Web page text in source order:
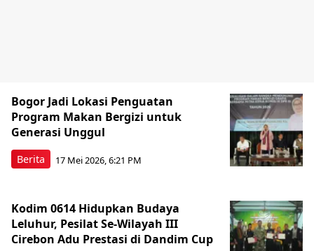
Berita
Bogor Jadi Lokasi Penguatan
Program Makan Bergizi untuk
Generasi Unggul
17 Mei 2026, 6:21 PM
Kodim 0614 Hidupkan Budaya
Leluhur, Pesilat Se-Wilayah III
Cirebon Adu Prestasi di Dandim Cup